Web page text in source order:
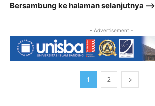
Bersambung ke halaman selanjutnya –>
- Advertisement -
1 2